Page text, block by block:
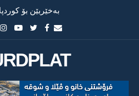
بەخێربێن بۆ